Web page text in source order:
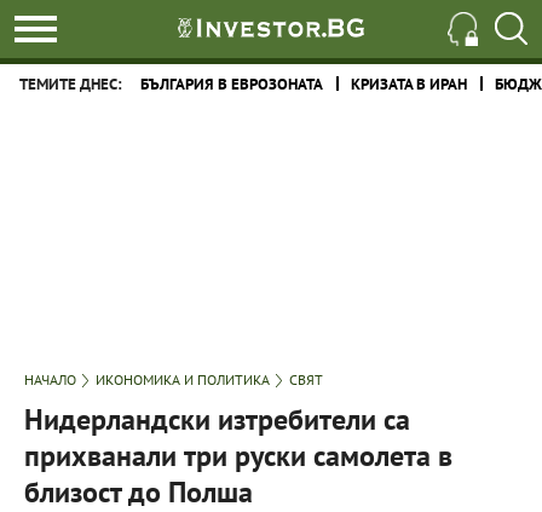
ТЕМИТЕ ДНЕС: БЪЛГАРИЯ В ЕВРОЗОНАТА КРИЗАТА В ИРАН
НАЧАЛО ИКОНОМИКА И ПОЛИТИКА СВЯТ
Нидерландски изтребители са
прихванали три руски самолета в
близост до Полша